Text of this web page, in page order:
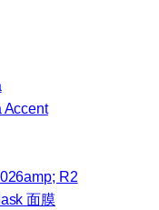
Accent
R2
面膜